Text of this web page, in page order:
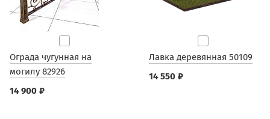
Ограда чугунная на
могилу 82926
14 900 ₽
Лавка деревянная 50109
14 550 ₽